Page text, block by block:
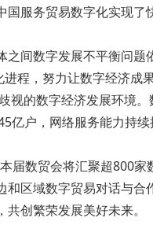
服务贸易数字化实现
间数字发展不平衡问
程，努力让数字经济
的数字经济发展环境
户，网络服务能力
届数贸会将汇聚超800
区域数字贸易对话与
创繁荣发展美好未来。